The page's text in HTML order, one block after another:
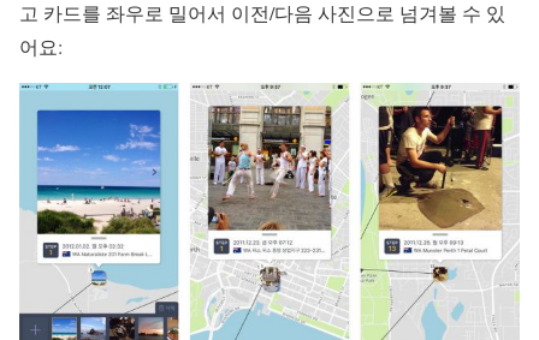
고 카드를 좌우로 밀어서 이전/다음 사진으로 넘겨볼 수 있
어요: